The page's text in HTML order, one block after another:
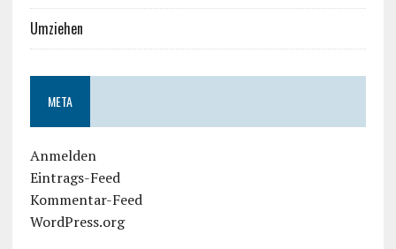
Umziehen
META
Anmelden
Eintrags-Feed
Kommentar-Feed
WordPress.org